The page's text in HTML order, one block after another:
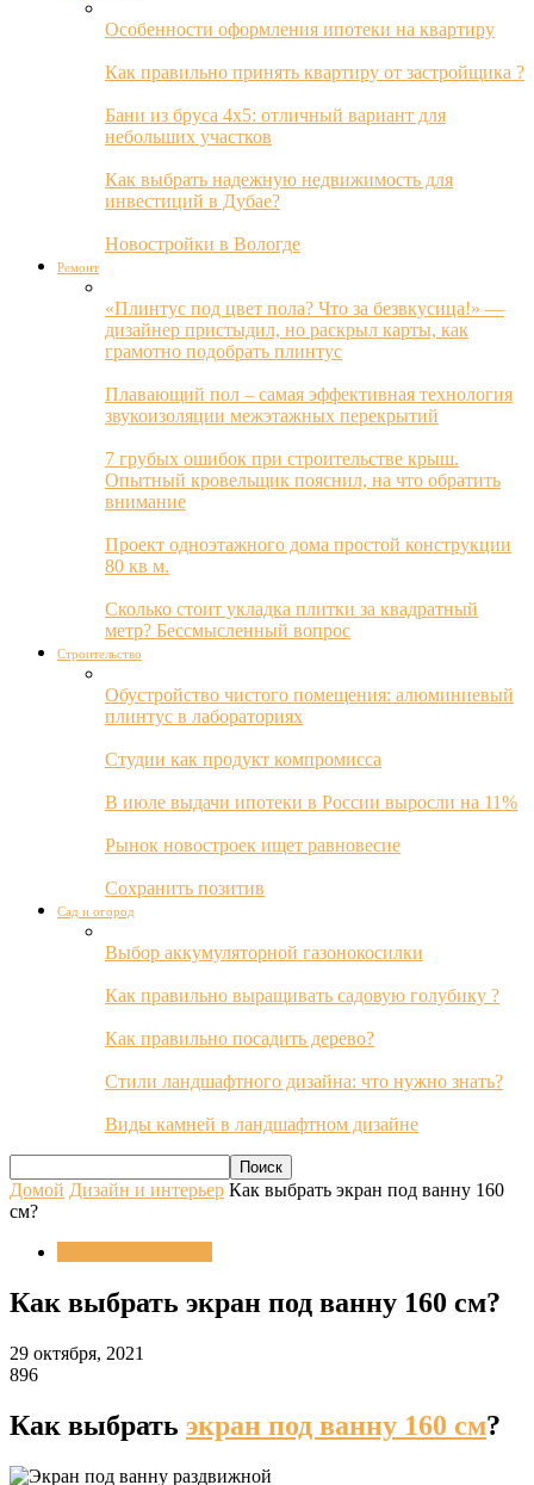
Особенности оформления ипотеки на квартиру
Как правильно принять квартиру от застройщика ?
Бани из бруса 4х5: отличный вариант для
небольших участков
Как выбрать надежную недвижимость для
инвестиций в Дубае?
Новостройки в Вологде
Ремонт
«Плинтус под цвет пола? Что за безвкусица!» —
дизайнер пристыдил, но раскрыл карты, как
грамотно подобрать плинтус
Плавающий пол – самая эффективная технология
звукоизоляции межэтажных перекрытий
7 грубых ошибок при строительстве крыш.
Опытный кровельщик пояснил, на что обратить
внимание
Проект одноэтажного дома простой конструкции
80 кв м.
Сколько стоит укладка плитки за квадратный
метр? Бессмысленный вопрос
Строительство
Обустройство чистого помещения: алюминиевый
плинтус в лабораториях
Студии как продукт компромисса
В июле выдачи ипотеки в России выросли на 11%
Рынок новостроек ищет равновесие
Сохранить позитив
Сад и огород
Выбор аккумуляторной газонокосилки
Как правильно выращивать садовую голубику ?
Как правильно посадить дерево?
Стили ландшафтного дизайна: что нужно знать?
Виды камней в ландшафтном дизайне
Домой Дизайн и интерьер Как выбрать экран под ванну 160
см?
Как выбрать экран под ванну 160 см?
29 октября, 2021
896
Как выбрать экран под ванну 160 см?